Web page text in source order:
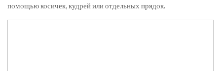
помощью косичек, кудрей или отдельных прядок.